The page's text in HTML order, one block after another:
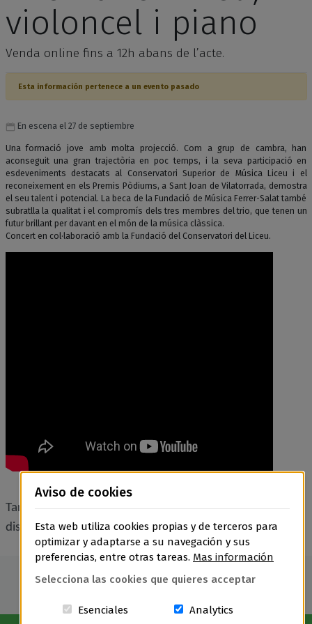
violoncel i piano
Venda online fins a 12h abans de l’acte.
Esta información pertenece a un evento pasado
En escena el 27 de septiembre
Una formació jove amb molta projecció. Com a grup de cambra, han
aconseguit una gran trajectòria en poc temps, i la seva participació en
esdeveniments destacats al Conservatori Superior de Música Liceu i el
reconeixement en els Premis Pòdiums, a Sant Joan de Vilatorrada, demostra
el seu talent i potencial. La beca de la Fundació de Música Ferrer-Salat també
subratlla la qualitat i el compromís dels tres membres del trio, que tenen un
futur brillant per davant en el món de la música clàssica.
Concert en col·laboració amb la Fundació del Conservatori del Liceu.
Tarifa general, tarifa +65 anys i tarifa persones amb
discapacitat
Aviso de cookies
Esta web utiliza cookies propias y de terceros para
optimizar y adaptarse a su navegación y sus
preferencias, entre otras tareas. Mas información
Selecciona las cookies que quieres acceptar
Esenciales Estas cookies són essenciales para
AnalyticsCookies related